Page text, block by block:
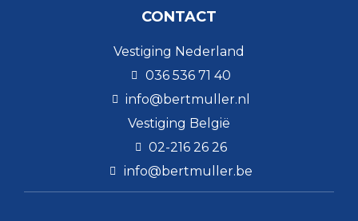
CONTACT
Vestiging Nederland
036 536 71 40
info@bertmuller.nl
Vestiging België
02-216 26 26
info@bertmuller.be